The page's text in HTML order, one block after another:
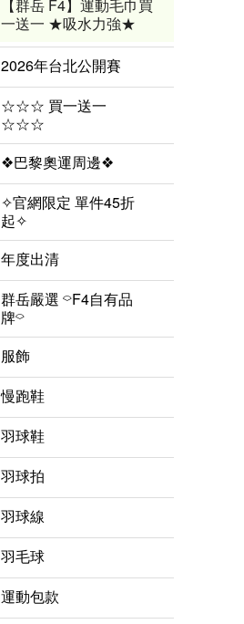
【群岳 F4】運動毛巾買
一送一 ★吸水力強★
2026年台北公開賽
☆☆☆ 買一送一
☆☆☆
❖巴黎奧運周邊❖
✧官網限定 單件45折
起✧
年度出清
✧٩ 優惠服飾 و✧
⏦ MIZUNO服飾 ⏦
群岳嚴選 ⌔F4自有品
牌⌔
服飾
男上衣
女上衣
女下著
男下著
兒童款
慢跑鞋
羽球鞋
YONEX優乃克
MIZUNO美津濃
兒童款 羽球鞋
羽球拍
羽球線
羽毛球
運動包款